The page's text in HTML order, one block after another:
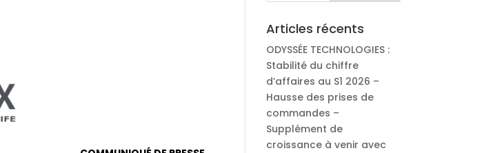
Articles récents
ODYSSÉE TECHNOLOGIES :
Stabilité du chiffre
d’affaires au S1 2026 –
Hausse des prises de
commandes –
Supplément de
croissance à venir avec